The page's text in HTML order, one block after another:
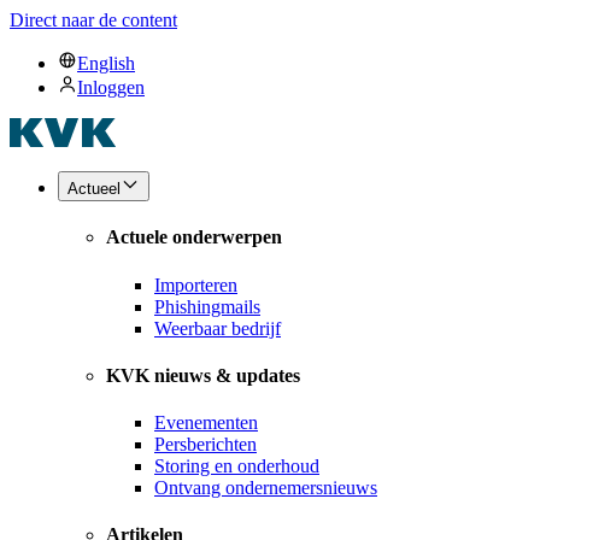
Direct naar de content
English
Inloggen
Actueel
Actuele onderwerpen
Importeren
Phishingmails
Weerbaar bedrijf
KVK nieuws & updates
Evenementen
Persberichten
Storing en onderhoud
Ontvang ondernemersnieuws
Artikelen